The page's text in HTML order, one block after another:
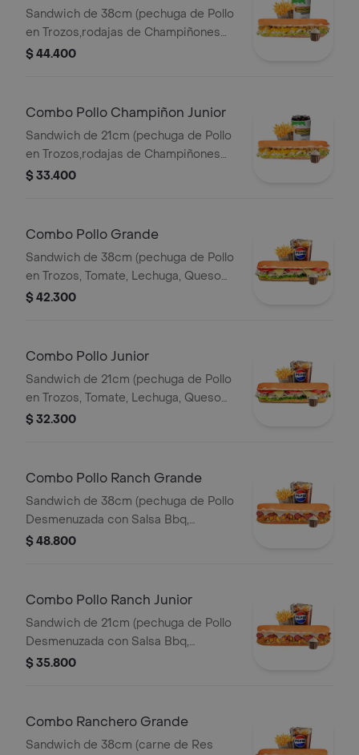
Sandwich de 38cm (pechuga de Pollo
en Trozos,rodajas de Champiñones
Salteados,lechuga,queso Amarillo y
$ 44.400
Combo Pollo Champiñon Junior
Sandwich de 21cm (pechuga de Pollo
en Trozos,rodajas de Champiñones
Salteados,lechuga,queso Amarillo y
$ 33.400
Combo Pollo Grande
Sandwich de 38cm (pechuga de Pollo
en Trozos, Tomate, Lechuga, Queso
Mozzarella y Mayonesa) Papa
$ 42.300
Combo Pollo Junior
Sandwich de 21cm (pechuga de Pollo
en Trozos, Tomate, Lechuga, Queso
Mozzarella y Mayonesa) Papa
$ 32.300
Combo Pollo Ranch Grande
Sandwich de 38cm (pechuga de Pollo
Desmenuzada con Salsa Bbq,
Tocineta, Maiz Tierno, Lechuga,
$ 48.800
Combo Pollo Ranch Junior
Sandwich de 21cm (pechuga de Pollo
Desmenuzada con Salsa Bbq,
Tocineta, Maiz Tierno, Lechuga,
$ 35.800
Combo Ranchero Grande
Sandwich de 38cm (carne de Res